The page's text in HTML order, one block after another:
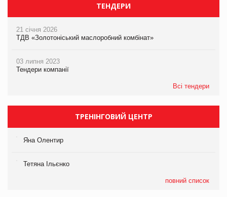
ТЕНДЕРИ
21 січня 2026
ТДВ «Золотоніський маслоробний комбінат»
03 липня 2023
Тендери компанії
Всі тендери
ТРЕНІНГОВИЙ ЦЕНТР
Яна Олентир
Тетяна Ільєнко
повний список